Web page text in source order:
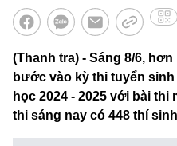
(Thanh tra) - Sáng 8/6,
bước vào kỳ thi tuyển
học 2024 - 2025 với bài
thi sáng nay có 448 thí